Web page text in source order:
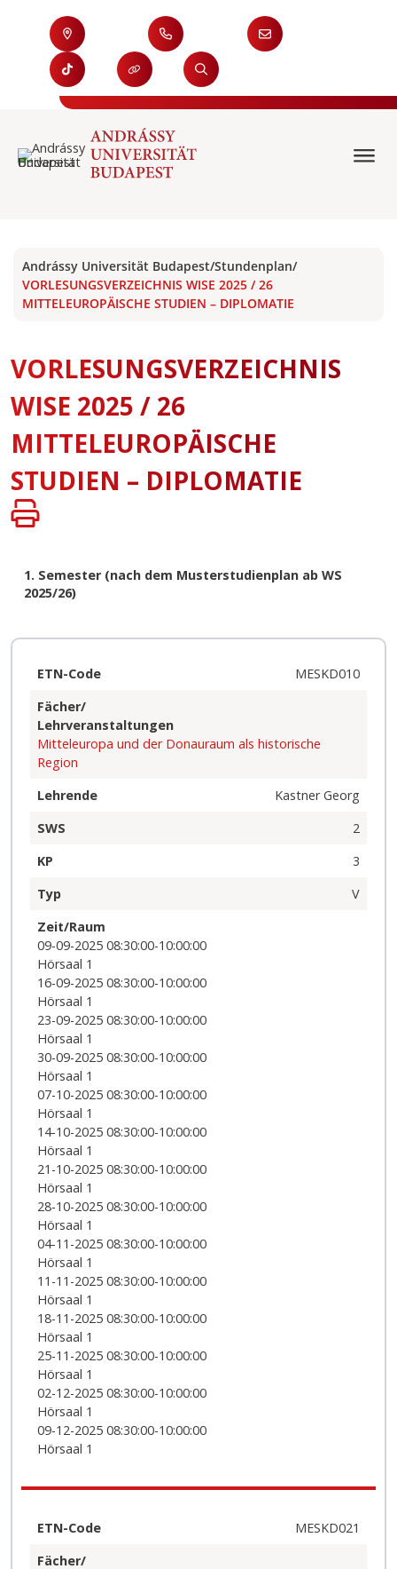
Andrássy Universität Budapest/Stundenplan/
VORLESUNGSVERZEICHNIS WISE 2025 / 26
MITTELEUROPÄISCHE STUDIEN – DIPLOMATIE
VORLESUNGSVERZEICHNIS
WISE 2025 / 26
MITTELEUROPÄISCHE
STUDIEN – DIPLOMATIE
1. Semester (nach dem Musterstudienplan ab WS
2025/26)
ETN-Code
MESKD010
Fächer/
Lehrveranstaltungen
Mitteleuropa und der Donauraum als historische
Region
Lehrende
Kastner Georg
SWS
2
KP
3
Typ
V
Zeit/Raum
09-09-2025 08:30:00-10:00:00
Hörsaal 1
16-09-2025 08:30:00-10:00:00
Hörsaal 1
23-09-2025 08:30:00-10:00:00
Hörsaal 1
30-09-2025 08:30:00-10:00:00
Hörsaal 1
07-10-2025 08:30:00-10:00:00
Hörsaal 1
14-10-2025 08:30:00-10:00:00
Hörsaal 1
21-10-2025 08:30:00-10:00:00
Hörsaal 1
28-10-2025 08:30:00-10:00:00
Hörsaal 1
04-11-2025 08:30:00-10:00:00
Hörsaal 1
11-11-2025 08:30:00-10:00:00
Hörsaal 1
18-11-2025 08:30:00-10:00:00
Hörsaal 1
25-11-2025 08:30:00-10:00:00
Hörsaal 1
02-12-2025 08:30:00-10:00:00
Hörsaal 1
09-12-2025 08:30:00-10:00:00
Hörsaal 1
ETN-Code
MESKD021
Fächer/